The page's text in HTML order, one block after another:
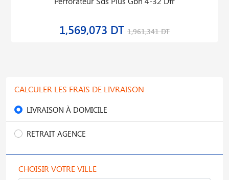
1,569,073 DT 1,961,341 DT
CALCULER LES FRAIS DE LIVRAISON
LIVRAISON À DOMICILE
RETRAIT AGENCE
CHOISIR VOTRE VILLE